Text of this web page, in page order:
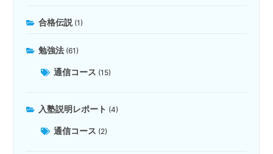
合格伝説(1)
勉強法 (61)
通信コース (15)
入塾説明レポート (4)
通信コース (2)